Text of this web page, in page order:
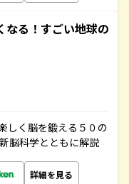
なる！すごい地球の
しく脳を鍛える５０の
脳科学とともに解説
詳細を見る